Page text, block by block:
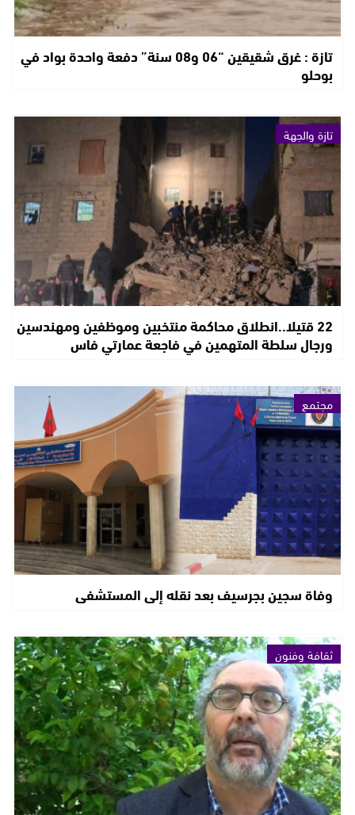
تازة : غرق شقيقين “06 و08 سنة” دفعة واحدة بواد في
بوحلو
تازة والجهة
22 قتيلا..انطلاق محاكمة منتخبين وموظفين ومهندسين
ورجال سلطة المتهمين في فاجعة عمارتي فاس
مجتمع
وفاة سجين بجرسيف بعد نقله إلى المستشفى
ثقافة وفنون